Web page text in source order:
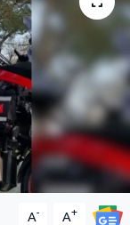
A- A+